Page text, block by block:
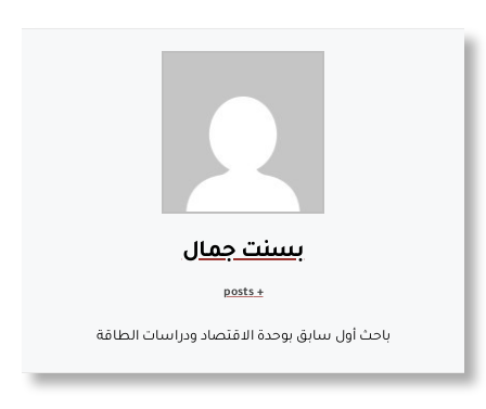
بسنت جمال
باحث أول سابق بوحدة الاقتصاد ودراسات الطاقة